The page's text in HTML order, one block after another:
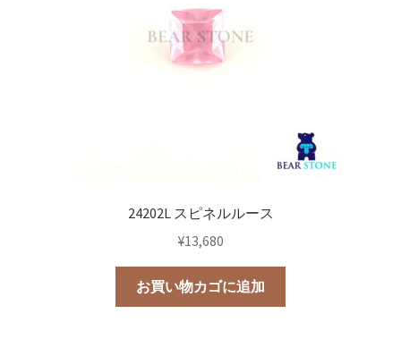
24202L スピネルルース
¥13,680
お買い物カゴに追加